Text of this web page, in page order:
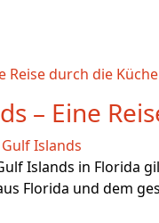
– Eine
Islands
Islands in Florida
Florida und dem